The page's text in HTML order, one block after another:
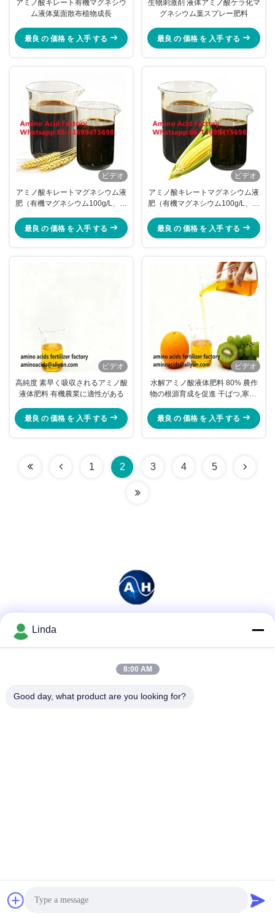
アミノ酸キレート有機マグネシウ
ム液体葉面散布植物成長
最良 の 価格 を 入手 する
生物刺激剤 液体アミノ酸ケラ化マ
グネシウム葉スプレー肥料
最良 の 価格 を 入手 する
ビデオ
アミノ酸キレートマグネシウム液
肥（有機マグネシウム100g/L、総
ート化率98%）
最良 の 価格 を 入手 する
ビデオ
アミノ酸キレートマグネシウム液
肥（有機マグネシウム100g/L、総
最良 の 価格 を 入手 する
ビデオ
高純度 素早く吸収されるアミノ酸
液体肥料 有機農業に適性がある
最良 の 価格 を 入手 する
ビデオ
水解アミノ酸液体肥料 80% 農作
物の根源育成を促進 干ばつ,寒さ,
ソヤ豆粉から得られる
最良 の 価格 を 入手 する
1 2 3 4 5
迅速な連絡
Chengdu Chelation Biology Technology Co., Ltd. すべて 権利は保
Linda
8:00 AM
Good day, what product are you looking for?